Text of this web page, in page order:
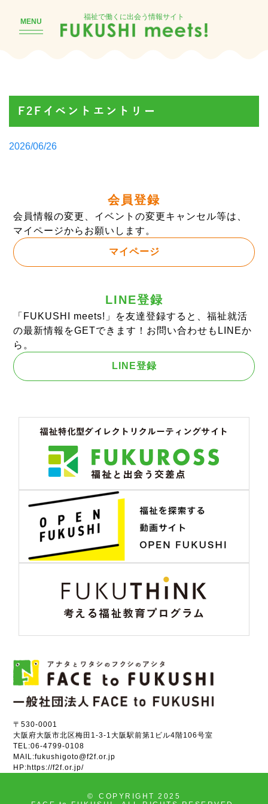
MENU
福祉で働くに出会う情報サイト
F2Fイベントエントリー
Posted
2026/06/26
会員登録
会員情報の変更、イベントの変更キャンセル等は、
マイページからお願いします。
マイページ
LINE登録
「FUKUSHI meets!」を友達登録すると、福祉就活
の最新情報をGETできます！お問い合わせもLINEか
ら。
LINE登録
〒530-0001
大阪府大阪市北区梅田1-3-1大阪駅前第1ビル4階106号室
TEL:06-4799-0108
MAIL:fukushigoto@f2f.or.jp
HP:https://f2f.or.jp/
©
COPYRIGHT 2025